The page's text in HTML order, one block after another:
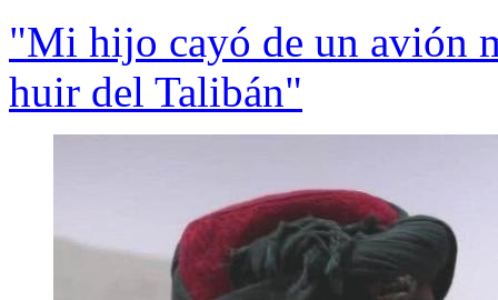
"Mi hijo cayó de un avión
huir del Talibán"